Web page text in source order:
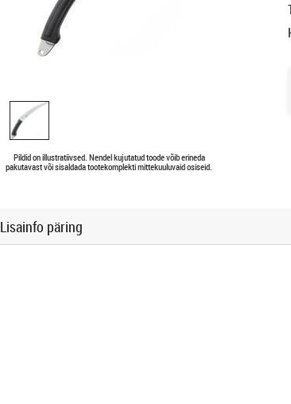
Pildid on illustratiivsed. Nendel kujutatud toode võib erineda
pakutavast või sisaldada tootekomplekti mittekuuluvaid osiseid.
Lisainfo päring